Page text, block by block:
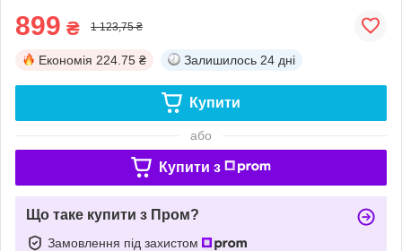
899 ₴ 1 123,75 ₴
Економія 224.75 ₴ Залишилось 24 дні
Купити
або
Купити з
Що таке купити з Пром?
Замовлення під захистом